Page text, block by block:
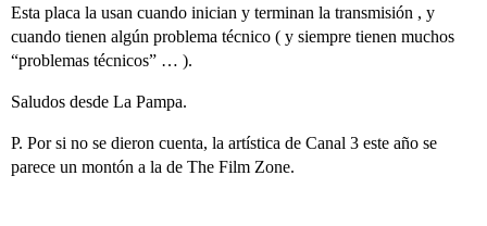
Esta placa la usan cuando inician y terminan la transmisión , y
cuando tienen algún problema técnico ( y siempre tienen muchos
“problemas técnicos” … ).
Saludos desde La Pampa.
P. Por si no se dieron cuenta, la artística de Canal 3 este año se
parece un montón a la de The Film Zone.